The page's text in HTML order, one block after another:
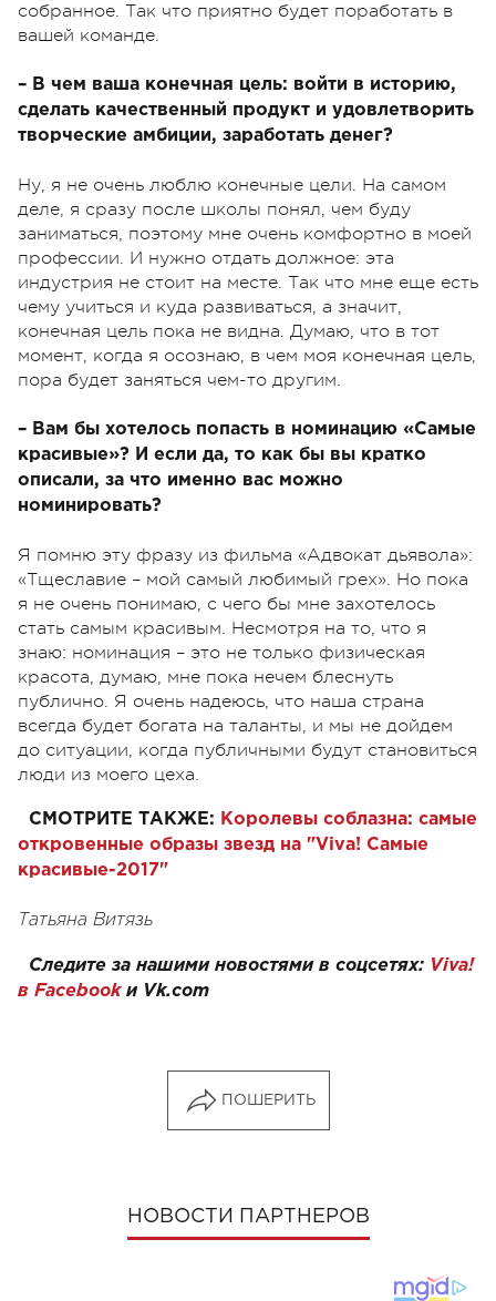
собранное. Так что приятно будет поработать в
вашей команде.
– В чем ваша конечная цель: войти в историю,
сделать качественный продукт и удовлетворить
творческие амбиции, заработать денег?
Ну, я не очень люблю конечные цели. На самом
деле, я сразу после школы понял, чем буду
заниматься, поэтому мне очень комфортно в моей
профессии. И нужно отдать должное: эта
индустрия не стоит на месте. Так что мне еще есть
чему учиться и куда развиваться, а значит,
конечная цель пока не видна. Думаю, что в тот
момент, когда я осознаю, в чем моя конечная цель,
пора будет заняться чем-то другим.
– Вам бы хотелось попасть в номинацию «Самые
красивые»? И если да, то как бы вы кратко
описали, за что именно вас можно
номинировать?
Я помню эту фразу из фильма «Адвокат дьявола»:
«Тщеславие – мой самый любимый грех». Но пока
я не очень понимаю, с чего бы мне захотелось
стать самым красивым. Несмотря на то, что я
знаю: номинация – это не только физическая
красота, думаю, мне пока нечем блеснуть
публично. Я очень надеюсь, что наша страна
всегда будет богата на таланты, и мы не дойдем
до ситуации, когда публичными будут становиться
люди из моего цеха.
СМОТРИТЕ ТАКЖЕ: Королевы соблазна: самые
откровенные образы звезд на "Viva! Самые
красивые-2017"
Татьяна Витязь
Следите за нашими новостями в соцсетях: Viva!
в Facebookи Vk.com
ПОШЕРИТЬ
НОВОСТИ ПАРТНЕРОВ